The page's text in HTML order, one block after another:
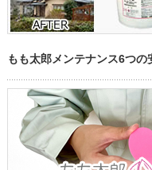
もも太郎メンテナンス6つの